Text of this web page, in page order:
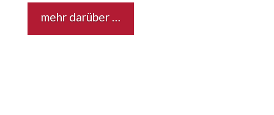
mehr darüber …